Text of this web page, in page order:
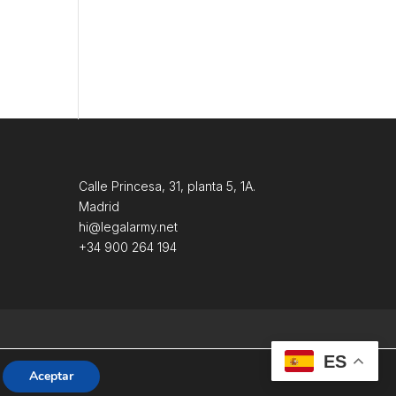
Calle Princesa, 31, planta 5, 1A.
Madrid
hi@legalarmy.net
+34 900 264 194
ES
Aceptar